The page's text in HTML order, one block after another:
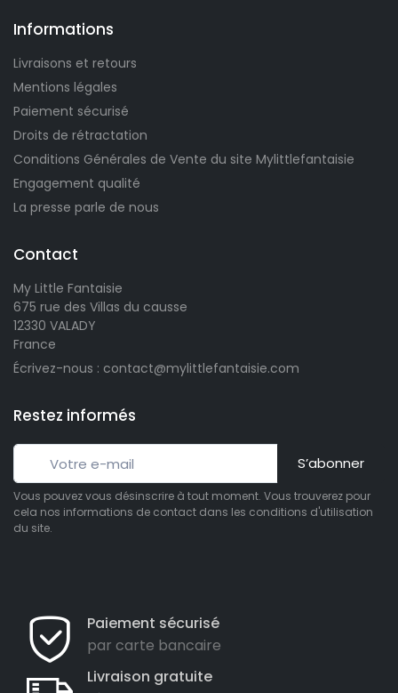
Informations
Livraisons et retours
Mentions légales
Paiement sécurisé
Droits de rétractation
Conditions Générales de Vente du site Mylittlefantaisie
Engagement qualité
La presse parle de nous
Contact
My Little Fantaisie
675 rue des Villas du causse
12330 VALADY
France
Écrivez-nous : contact@mylittlefantaisie.com
Restez informés
S’abonner
Vous pouvez vous désinscrire à tout moment. Vous trouverez pour
cela nos informations de contact dans les conditions d'utilisation
du site.
Paiement sécurisé
par carte bancaire
Livraison gratuite